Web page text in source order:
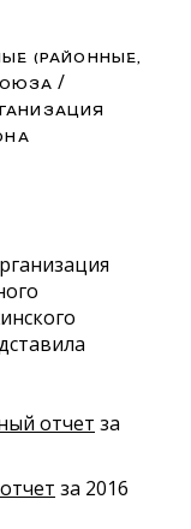
(РАЙОННЫЕ,
/
отчет за
за 2016